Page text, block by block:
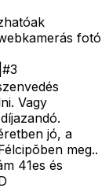
fotó
#3
Vagy
jó, a
meg..
41es és